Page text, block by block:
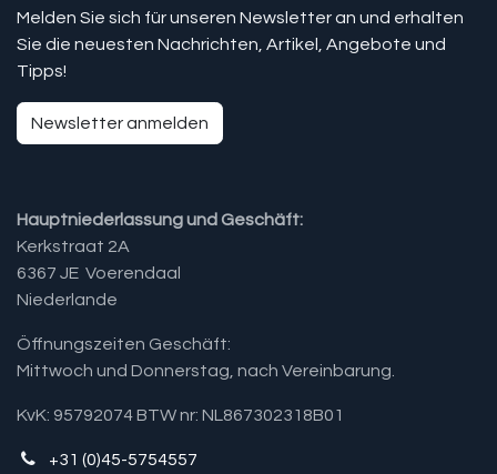
Melden Sie sich für unseren Newsletter an und erhalten
Sie die neuesten Nachrichten, Artikel, Angebote und
Tipps!
Newsletter anmelden
Hauptniederlassung und Geschäft:
Kerkstraat 2A
6367 JE Voerendaal
Niederlande
Öffnungszeiten Geschäft:
Mittwoch und Donnerstag, nach Vereinbarung.​
KvK: 95792074 BTW nr: NL867302318B01
+31 (0)45-5754557